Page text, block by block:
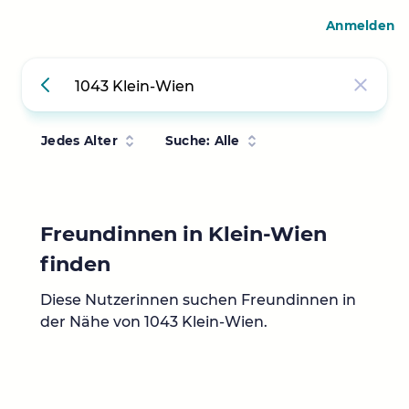
Jedes Alter Suche: Alle
Freundinnen in Klein-Wien
finden
Diese Nutzerinnen suchen Freundinnen in
der Nähe von 1043 Klein-Wien.
Anmelden